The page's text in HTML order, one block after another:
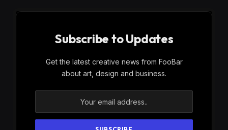
Subscribe to Updates
Get the latest creative news from FooBar
about art, design and business.